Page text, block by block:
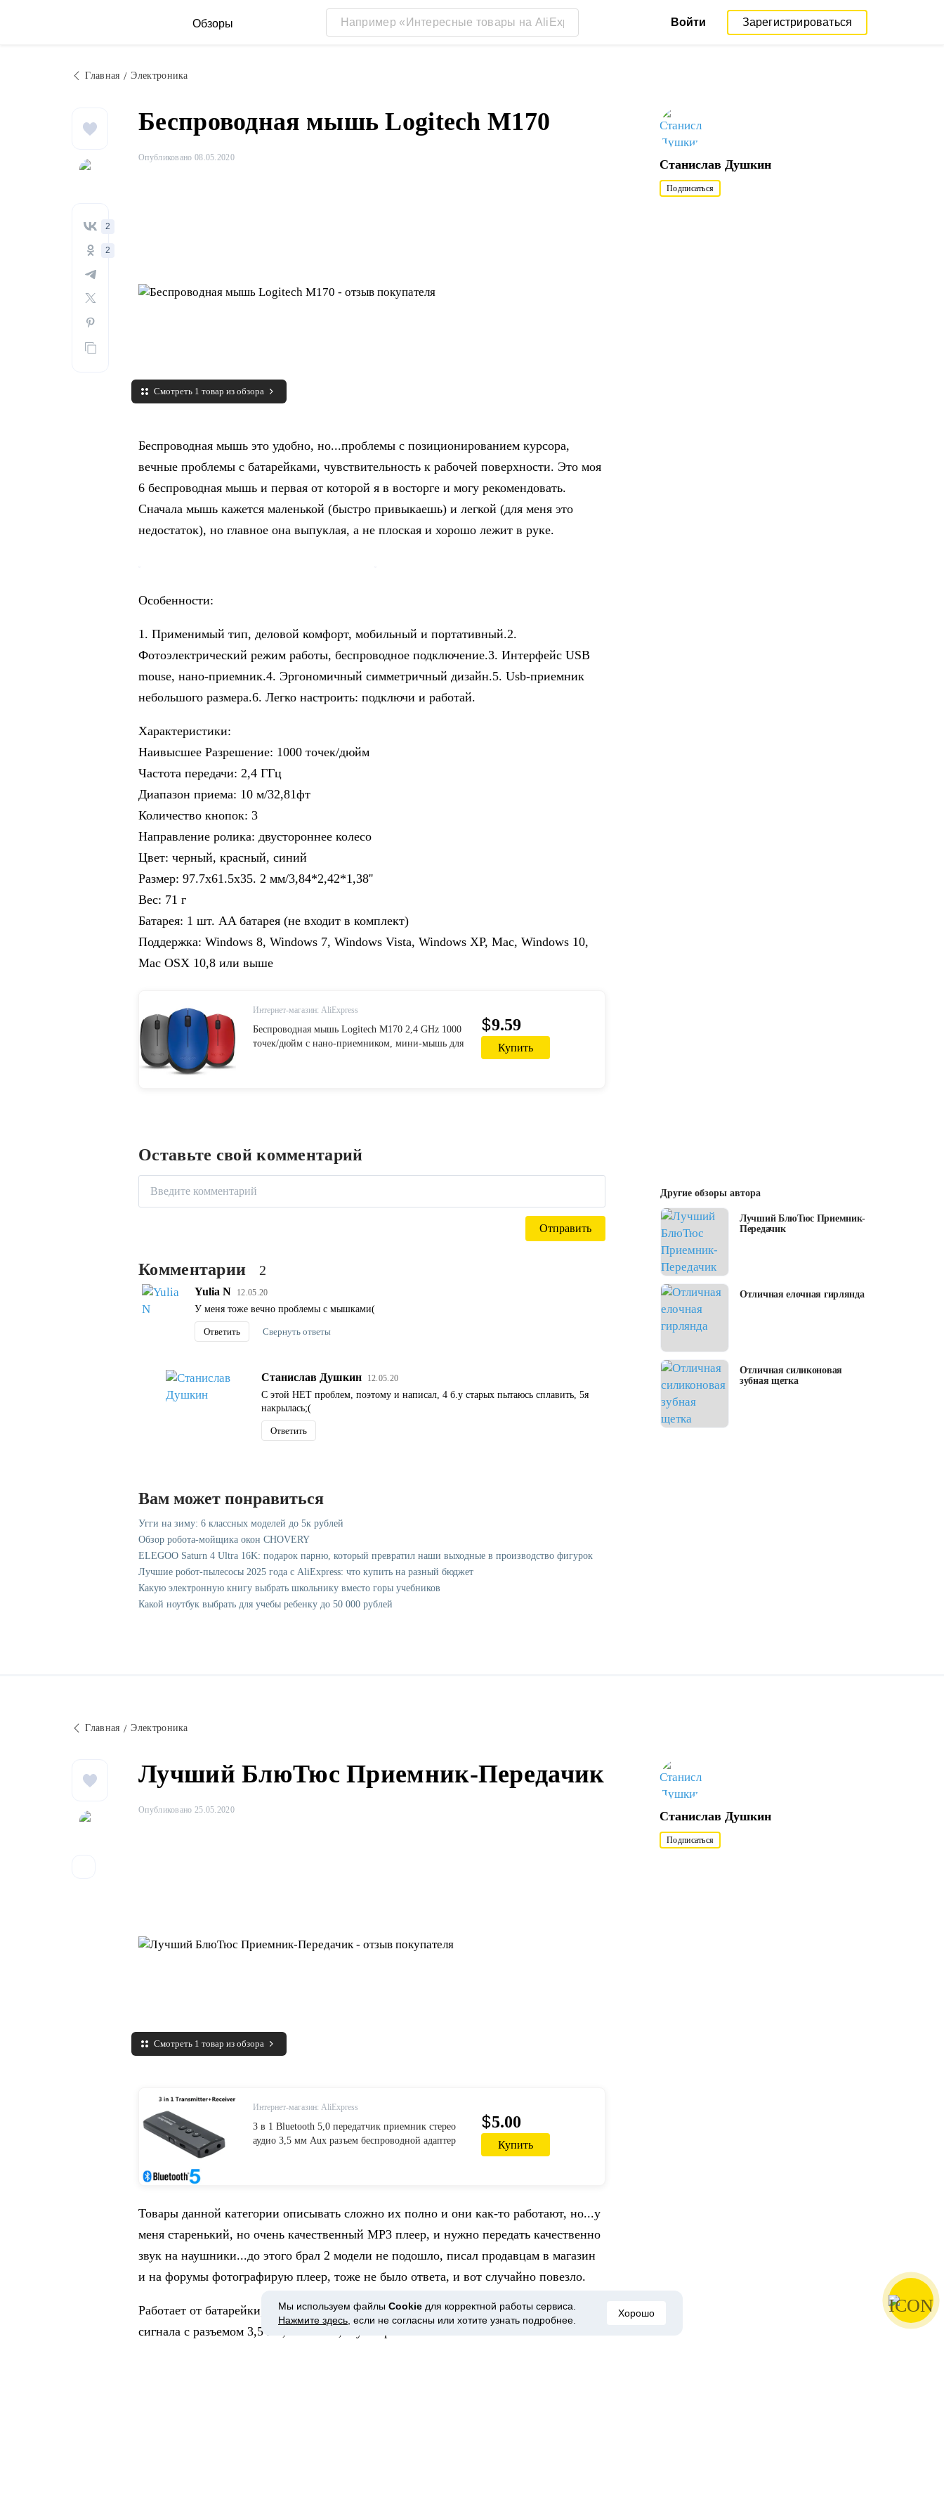
Обзоры Войти Зарегистрироваться
Главная Электроника
2
2
Беспроводная мышь Logitech M170
Опубликовано 08.05.2020
Смотреть 1 товар из обзора
Беспроводная мышь это удобно, но...проблемы с позиционированием курсора,
вечные проблемы с батарейками, чувствительность к рабочей поверхности. Это моя
6 беспроводная мышь и первая от которой я в восторге и могу рекомендовать.
Сначала мышь кажется маленькой (быстро привыкаешь) и легкой (для меня это
недостаток), но главное она выпуклая, а не плоская и хорошо лежит в руке.
Особенности:
1. Применимый тип, деловой комфорт, мобильный и портативный.2.
Фотоэлектрический режим работы, беспроводное подключение.3. Интерфейс USB
mouse, нано-приемник.4. Эргономичный симметричный дизайн.5. Usb-приемник
небольшого размера.6. Легко настроить: подключи и работай.
Характеристики:
Наивысшее Разрешение: 1000 точек/дюйм
Частота передачи: 2,4 ГГц
Диапазон приема: 10 м/32,81фт
Количество кнопок: 3
Направление ролика: двустороннее колесо
Цвет: черный, красный, синий
Размер: 97.7x61.5x35. 2 мм/3,84*2,42*1,38''
Вес: 71 г
Батарея: 1 шт. AA батарея (не входит в комплект)
Поддержка: Windows 8, Windows 7, Windows Vista, Windows XP, Mac, Windows 10,
Mac OSX 10,8 или выше
Интернет-магазин: AliExpress
Беспроводная мышь Logitech M170 2,4 GHz 1000
точек/дюйм с нано-приемником, мини-мышь для
$9.59
Купить
Станислав Душкин
Подписаться
Оставьте свой комментарий
Комментарии 2
Yulia N 12.05.20
У меня тоже вечно проблемы с мышками(
Ответить Свернуть ответы
Станислав Душкин 12.05.20
С этой НЕТ проблем, поэтому и написал, 4 б.у старых пытаюсь сплавить, 5я
накрылась;(
Ответить
Вам может понравиться
Угги на зиму: 6 классных моделей до 5к рублей
Обзор робота-мойщика окон CHOVERY
ELEGOO Saturn 4 Ultra 16K: подарок парню, который превратил наши выходные в производство фигурок
Лучшие робот-пылесосы 2025 года с AliExpress: что купить на разный бюджет
Какую электронную книгу выбрать школьнику вместо горы учебников
Какой ноутбук выбрать для учебы ребенку до 50 000 рублей
Другие обзоры автора
Лучший БлюТюс Приемник-
Передачик
Отличная елочная гирлянда
Отличная силиконовая
зубная щетка
Главная Электроника
Лучший БлюТюс Приемник-Передачик
Опубликовано 25.05.2020
Смотреть 1 товар из обзора
Интернет-магазин: AliExpress
3 в 1 Bluetooth 5,0 передатчик приемник стерео
аудио 3,5 мм Aux разъем беспроводной адаптер
$5.00
Купить
Товары данной категории описывать сложно их полно и они как-то работают, но...у
меня старенький, но очень качественный МР3 плеер, и нужно передать качественно
звук на наушники...до этого брал 2 модели не подошло, писал продавцам в магазин
и на форумы фотографирую плеер, тоже не было ответа, и вот случайно повезло.
Работает от батарейки, соединяется проводом с ЛЮБЫМ источником звукового
сигнала с разъемом 3,5 мм, и все ОК, звук хороший.
Станислав Душкин
Подписаться
Мы используем файлы Cookie для корректной работы сервиса.
Нажмите здесь , если не согласны или хотите узнать подробнее.
Хорошо